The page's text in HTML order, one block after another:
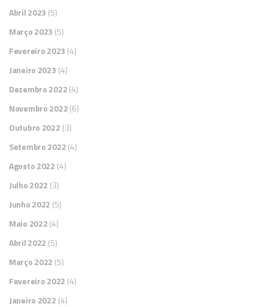
Abril 2023 (5)
Março 2023 (5)
Fevereiro 2023 (4)
Janeiro 2023 (4)
Dezembro 2022(4)
Novembro 2022(6)
Outubro 2022 (3)
Setembro 2022(4)
Agosto 2022 (4)
Julho 2022 (3)
Junho 2022 (5)
Maio 2022(4)
Abril 2022 (5)
Março 2022 (5)
Fevereiro 2022 (4)
Janeiro 2022 (4)